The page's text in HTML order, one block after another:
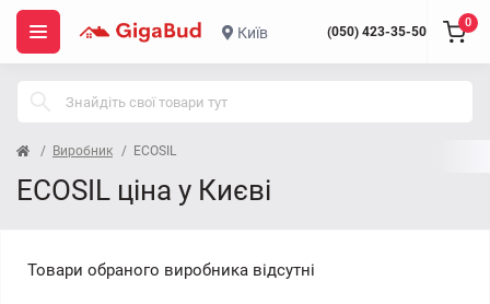
Київ (050) 423-35-50
0
Виробник ECOSIL
ECOSIL ціна у Києві
Товари обраного виробника відсутні